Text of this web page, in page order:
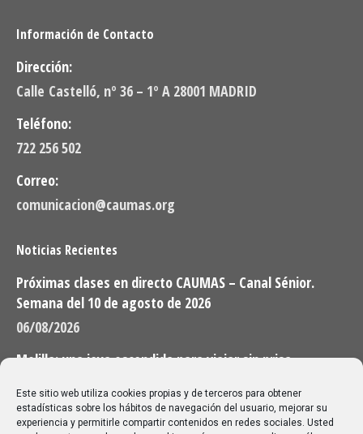
Este sitio web utiliza cookies propias y de terceros para obtener
estadísticas sobre los hábitos de navegación del usuario, mejorar su
experiencia y permitirle compartir contenidos en redes sociales. Usted
Información de Contacto
Dirección:
Calle Castelló, nº 36 – 1º A 28001 MADRID
Teléfono:
722 256 502
Correo:
comunicacion@caumas.org
Noticias Recientes
Próximas clases en directo CAUMAS – Canal Sénior.
Semana del 10 de agosto de 2026
06/08/2026
Melilla: una joya escondida para viajar sin prisa
28/07/2026
Buscar